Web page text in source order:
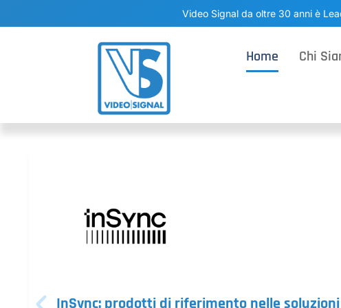
Video Signal da oltre 30 anni è
Home Chi
InSync: prodotti di riferimento nelle